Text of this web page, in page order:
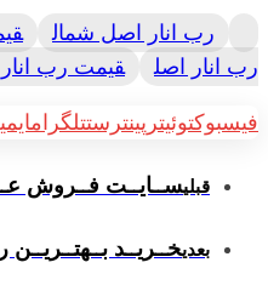
رب انار اصل شمال
رب انار اصل
قیمت رب
فیسبوکتوئیتر پینترستتلگرام
قبلیســایــت فــروش
بعدیخــریــد بــهتــریــن